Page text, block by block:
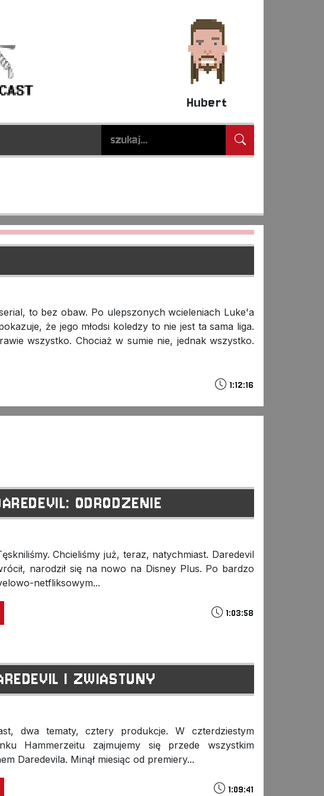
Hubert
to bez obaw. Po ulepszonych wcieleniach Luke'a
że jego młodsi koledzy to nie jest ta sama liga.
wszystko. Chociaż w sumie nie, jednak wszystko.
1:12:16
ODRODZENIE
Chcieliśmy już, teraz, natychmiast. Daredevil
narodził się na nowo na Disney Plus. Po bardzo
netfliksowym...
1:03:58
I ZWIASTUNY
dwa tematy, cztery produkcje. W czterdziestym
Hammerzeitu zajmujemy się przede wszystkim
Daredevila. Minął miesiąc od premiery...
1:09:41